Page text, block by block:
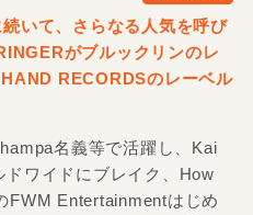
いて、さらなる人気を呼び
がブルックリンのレ
RECORDSのレーベル
名義等で活躍し、Kai
ワイドにブレイク、How
FWM Entertainmentはじめ